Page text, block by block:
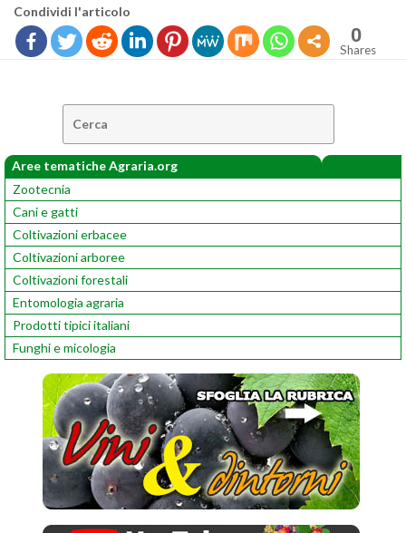
Con­di­vi­di l'ar­ti­co­lo
0
Shares
Aree tematiche Agraria.org
Zootecnia
Cani e gatti
Coltivazioni erbacee
Coltivazioni arboree
Coltivazioni forestali
Entomologia agraria
Prodotti tipici italiani
Funghi e micologia